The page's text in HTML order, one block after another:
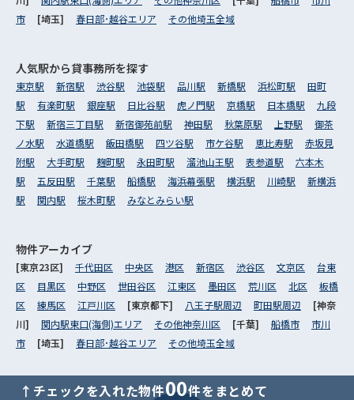
↑チェックを入れた物件00件をまとめて
市
[埼玉] 春日部･越谷エリア その他埼玉全域
人気駅から貸事務所を探す
東京駅 新宿駅 渋谷駅 池袋駅 品川駅 新橋駅 浜松町駅
田町
駅
有楽町駅 銀座駅 日比谷駅 虎ノ門駅 京橋駅 日本橋駅
九段
下駅
新宿三丁目駅 新宿御苑前駅 神田駅 秋葉原駅 上野駅
御茶
ノ水駅
水道橋駅 飯田橋駅 四ツ谷駅 市ケ谷駅 恵比寿駅
赤坂見
附駅
大手町駅 麹町駅 永田町駅 溜池山王駅 表参道駅
六本木
駅
五反田駅 千葉駅 船橋駅 海浜幕張駅 横浜駅 川崎駅
新横浜
駅
関内駅 桜木町駅 みなとみらい駅
物件アーカイブ
[東京23区] 千代田区 中央区 港区 新宿区 渋谷区 文京区
台東
区
目黒区 中野区 世田谷区 江東区 墨田区 荒川区 北区
板橋
区
練馬区 江戸川区 [東京都下] 八王子駅周辺 町田駅周辺
[神奈
川] 関内駅東口(海側)エリア その他神奈川区 [千葉] 船橋市
市川
市
[埼玉] 春日部･越谷エリア その他埼玉全域